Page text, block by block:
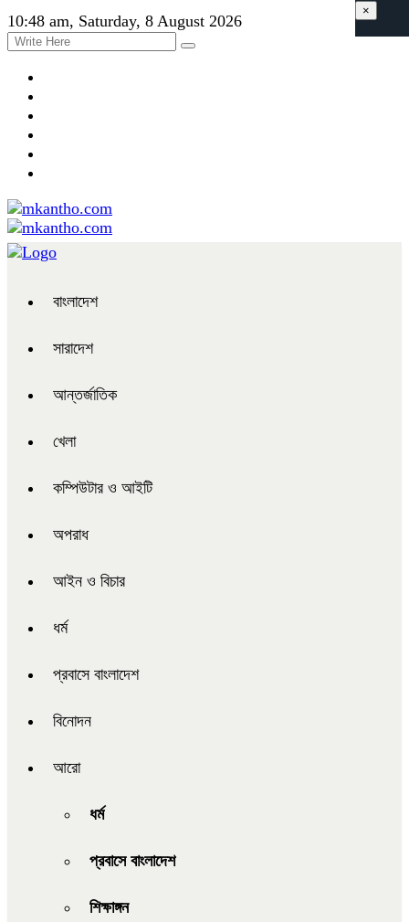
10:48 am, Saturday, 8 August 2026
বাংলাদেশ
সারাদেশ
আন্তর্জাতিক
খেলা
কম্পিউটার ও আইটি
অপরাধ
আইন ও বিচার
ধর্ম
প্রবাসে বাংলাদেশ
বিনোদন
আরো
ধর্ম
প্রবাসে বাংলাদেশ
শিক্ষাঙ্গন
×